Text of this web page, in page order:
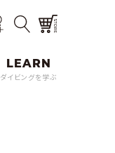
ダイビングを学ぶ